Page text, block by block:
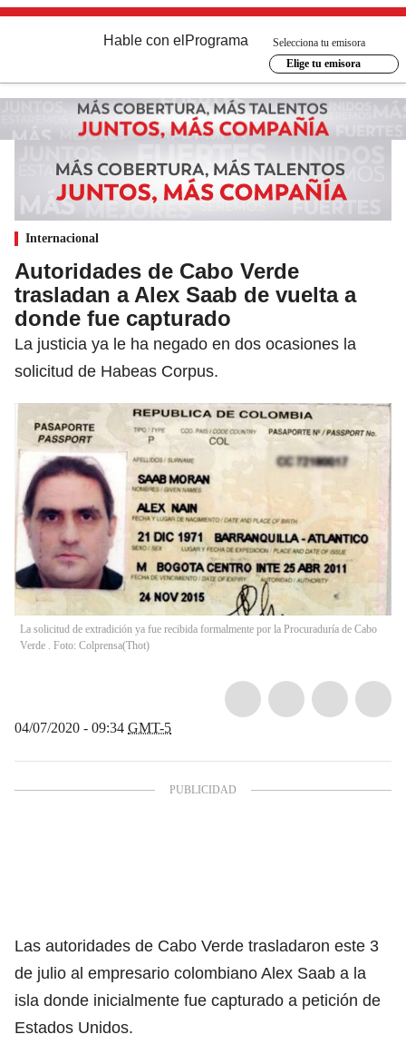
Hable con el Programa
Selecciona tu emisora
Elige tu emisora
Internacional
Autoridades de Cabo Verde
trasladan a Alex Saab de vuelta a
donde fue capturado
La justicia ya le ha negado en dos ocasiones la
solicitud de Habeas Corpus.
La solicitud de extradición ya fue recibida formalmente por la Procuraduría de Cabo
Verde . Foto: Colprensa(Thot)
04/07/2020 - 09:34 GMT-5
Las autoridades de Cabo Verde trasladaron este 3
de julio al empresario colombiano Alex Saab a la
isla donde inicialmente fue capturado a petición de
Estados Unidos.